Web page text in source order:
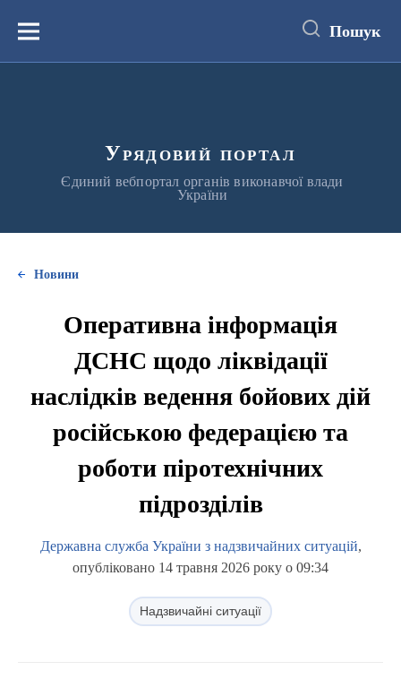
вмістуМеню Пошук
Урядовий портал
Єдиний вебпортал органів виконавчої влади
України
Новини
Оперативна інформація
ДСНС щодо ліквідації
наслідків ведення бойових дій
російською федерацією та
роботи піротехнічних
підрозділів
Державна служба України з надзвичайних ситуацій,
опубліковано 14 травня 2026 року о 09:34
Надзвичайні ситуації